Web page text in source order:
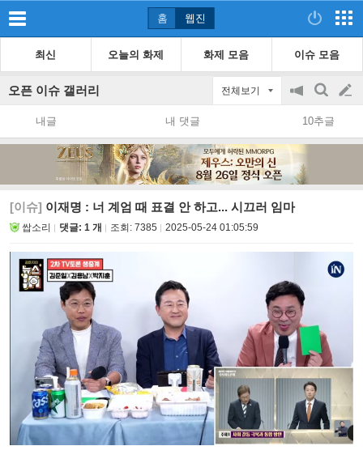
홈 웹진
최신 오늘의 화제 화제 모음 이슈 모음
오픈 이슈 갤러리 전체보기
공
지
on/off
검
색
글
쓰
내글 내 댓글 10추글
[이슈] 이재명 : 너 계엄 때 표결 안 하고... 시끄러 임마
쌉소리 댓글: 1 개 조회: 7385 2025-05-24 01:05:59